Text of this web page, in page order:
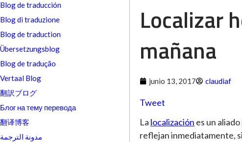
Blog de traducción
Blog di traduzione
Blog de traduction
Übersetzungsblog
Blog de tradução
Vertaal Blog
翻訳ブログ
Блог на тему перевода
翻译博客
مدونة الترجمة
Localizar
mañana
junio 13, 2017 claudiaf
Tweet
La localización es un
reflejan inmediatamente,